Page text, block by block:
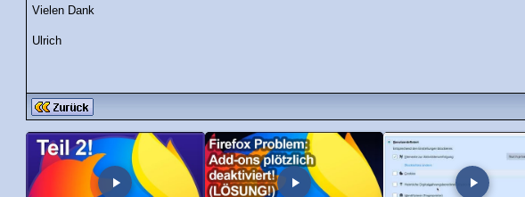
Vielen Dank
Ulrich